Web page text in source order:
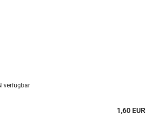
verfügbar
1,60 EUR